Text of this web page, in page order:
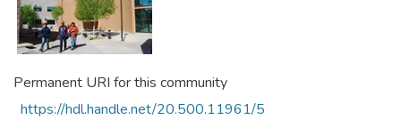
Permanent URI for this community
https://hdl.handle.net/20.500.11961/5